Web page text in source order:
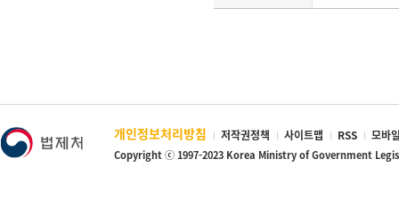
개인정보처리방침 저작권정책 사이트맵 RSS 모바
Copyright ⓒ 1997-2023 Korea Ministry of Government